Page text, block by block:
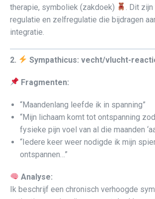
therapie, symboliek (zakdoek)
. Dit
regulatie en zelfregulatie die bijdragen
integratie.
2. Sympathicus: vecht/vlucht-
Fragmenten:
“Maandenlang leefde ik in spanning”
“Mijn lichaam komt tot ontspanning
fysieke pijn voel van al die maanden
“Iedere keer weer nodigde ik mijn
ontspannen…”
Analyse:
Ik beschrijf een chronisch verhoogde